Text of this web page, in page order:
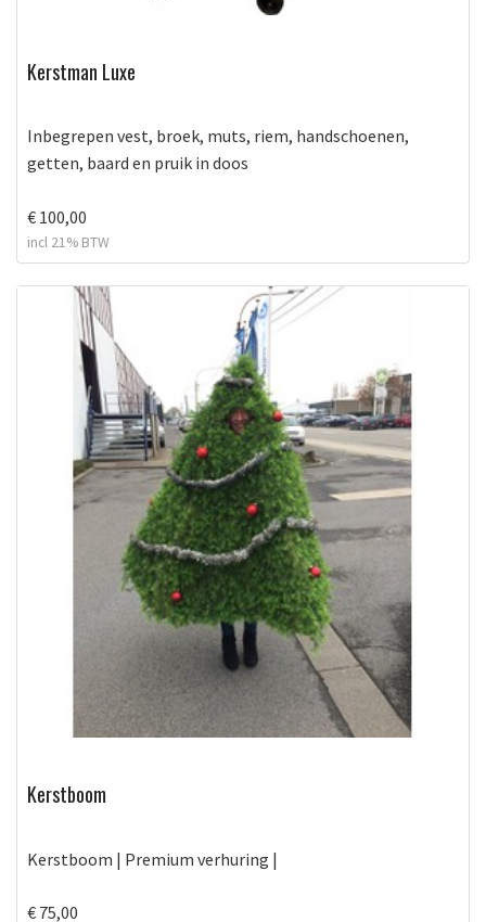
Kerstman Luxe
Inbegrepen vest, broek, muts, riem, handschoenen,
getten, baard en pruik in doos
€ 100,00
incl 21% BTW
Kerstboom
Kerstboom | Premium verhuring |
€ 75,00